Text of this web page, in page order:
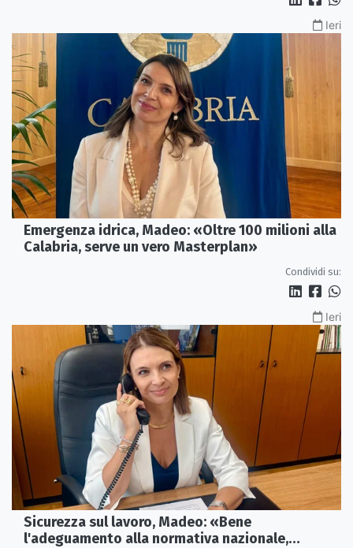
Ieri
Emergenza idrica, Madeo: «Oltre 100 milioni alla
Calabria, serve un vero Masterplan»
Condividi su:
Ieri
Sicurezza sul lavoro, Madeo: «Bene
l'adeguamento alla normativa nazionale,